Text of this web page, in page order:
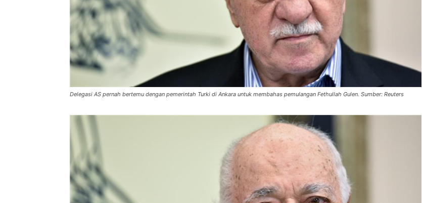
Delegasi AS pernah bertemu dengan pemerintah Turki di Ankara untuk membahas pemulangan Fethullah Gulen. Sumber: Reuters